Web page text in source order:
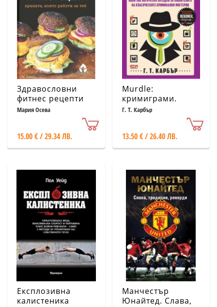
Здравословни
фитнес рецепти
Мария Осева
15.00 € / 29.34 ЛВ.
Murdle:
кримиграми.
Втори том
Г. Т. Карбър
13.50 € / 26.40 ЛВ.
Експлозивна
калистеника
Манчестър
Юнайтед. Слава,